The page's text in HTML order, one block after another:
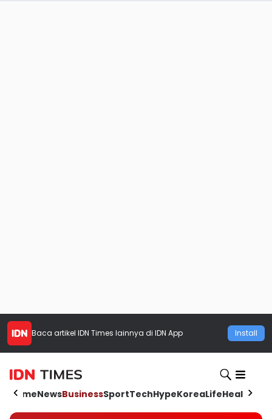
Baca artikel IDN Times lainnya di IDN App Install
HomeNewsBusinessSportTechHypeKoreaLifeHealth